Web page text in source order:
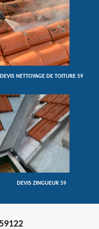
DEVIS NETTOYAGE DE TOITURE 59
DEVIS ZINGUEUR 59